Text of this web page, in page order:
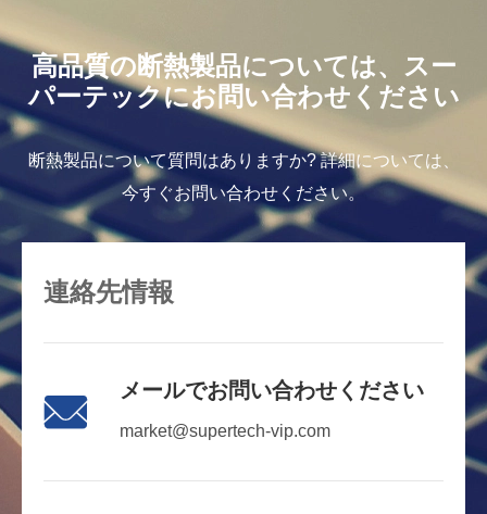
高品質の断熱製品については、スー
パーテックにお問い合わせください
断熱製品について質問はありますか? 詳細については、
今すぐお問い合わせください。
連絡先情報
 メールでお問い合わせください
market@supertech-vip.com